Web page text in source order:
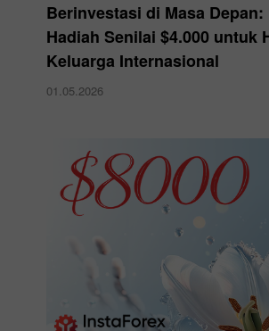
Berinvestasi di Masa Depan:
Hadiah Senilai $4.000 untuk
Keluarga Internasional
01.05.2026